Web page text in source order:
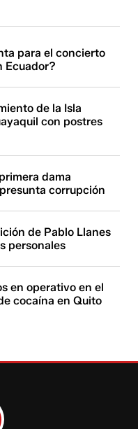
para el concierto
Ecuador?
de la Isla
con postres
dama
corrupción
de Pablo Llanes
personales
en operativo en el
cocaína en Quito